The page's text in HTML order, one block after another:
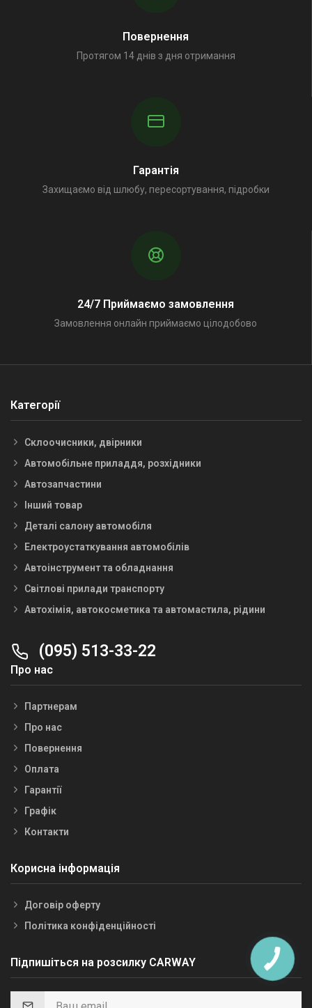
Повернення
Протягом 14 днів з дня отримання
Гарантія
Захищаємо від шлюбу, пересортування, підробки
24/7 Приймаємо замовлення
Замовлення онлайн приймаємо цілодобово
Категорії
Склоочисники, двірники
Автомобільне приладдя, розхідники
Автозапчастини
Інший товар
Деталі салону автомобіля
Електроустаткування автомобілів
Автоінструмент та обладнання
Світлові прилади транспорту
Автохімія, автокосметика та автомастила, рідини
(095) 513-33-22
Про нас
Партнерам
Про нас
Повернення
Оплата
Гарантії
Графік
Контакти
Корисна інформація
Договір оферту
Політика конфіденційності
Підпишіться на розсилку CARWAY